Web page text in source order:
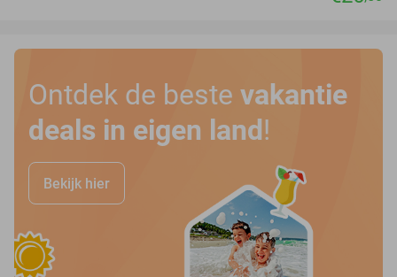
Ontdek de beste vakantie
deals in eigen land!
Bekijk hier